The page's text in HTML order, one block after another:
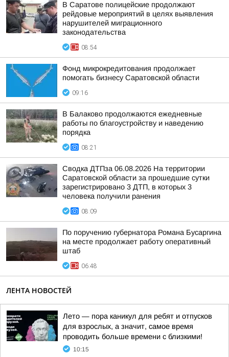
В Саратове полицейские продолжают
рейдовые мероприятий в целях выявления
нарушителей миграционного
законодательства
08:54
Фонд микрокредитования продолжает
помогать бизнесу Саратовской области
09:16
В Балаково продолжаются ежедневные
работы по благоустройству и наведению
порядка
08:21
Сводка ДТПза 06.08.2026 На территории
Саратовской области за прошедшие сутки
зарегистрировано 3 ДТП, в которых 3
человека получили ранения
08:09
По поручению губернатора Романа Бусаргина
на месте продолжает работу оперативный
штаб
06:48
ЛЕНТА НОВОСТЕЙ
Лето — пора каникул для ребят и отпусков
для взрослых, а значит, самое время
проводить больше времени с близкими!
10:15